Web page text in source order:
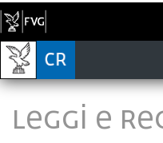
LEGGI E